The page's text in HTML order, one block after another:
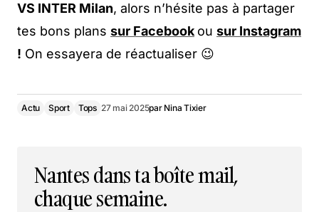
VS INTER Milan, alors n’hésite pas à partager
tes bons plans sur Facebook ou sur Instagram
! On essayera de réactualiser 😉
Actu Sport Tops 27 mai 2025par Nina Tixier
Nantes dans ta boîte mail,
chaque semaine.